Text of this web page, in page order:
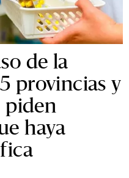
de la
provincias y
piden
haya